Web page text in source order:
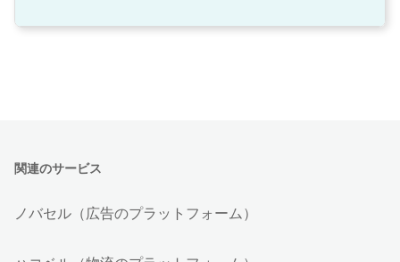
関連のサービス
ノバセル（広告のプラットフォーム）